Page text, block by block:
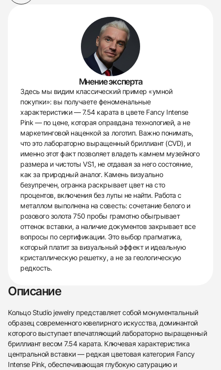
Мнение эксперта
Здесь мы видим классический пример «умной
покупки»: вы получаете феноменальные
характеристики — 7.54 карата в цвете Fancy Intense
Pink — по цене, которая оправдана технологией, а не
маркетинговой наценкой за логотип. Важно понимать,
что это лабораторно выращенный бриллиант (CVD), и
именно этот факт позволяет владеть камнем музейного
размера и чистоты VS1, не отдавая за него состояние,
как за природный аналог. Камень визуально
безупречен, огранка раскрывает цвет на сто
процентов, включения без лупы не найти. Работа с
металлом выполнена на совесть: сочетание белого и
розового золота 750 пробы грамотно обыгрывает
оттенок вставки, а наличие документов закрывает все
вопросы по сертификации. Это выбор прагматика,
который платит за визуальный эффект и идеальную
кристаллическую решетку, а не за геологическую
редкость.
Описание
Кольцо Studio jewelry представляет собой монументальный
образец современного ювелирного искусства, доминантой
которого выступает впечатляющий лабораторно выращенный
бриллиант весом 7.54 карата. Ключевая характеристика
центральной вставки — редкая цветовая категория Fancy
Intense Pink, обеспечивающая глубокую сатурацию и